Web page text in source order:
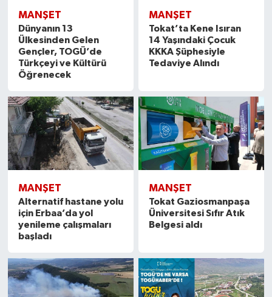
MANŞET
Dünyanın 13
Ülkesinden Gelen
Gençler, TOGÜ’de
Türkçeyi ve Kültürü
Öğrenecek
MANŞET
Tokat’ta Kene Isıran
14 Yaşındaki Çocuk
KKKA Şüphesiyle
Tedaviye Alındı
MANŞET
Alternatif hastane yolu
için Erbaa’da yol
yenileme çalışmaları
başladı
MANŞET
Tokat Gaziosmanpaşa
Üniversitesi Sıfır Atık
Belgesi aldı